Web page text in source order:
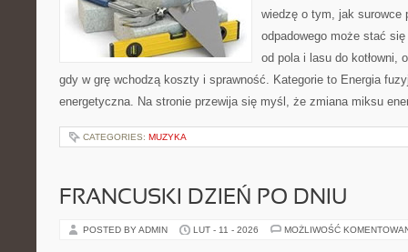
wiedzę o tym, jak surowce
odpadowego może stać
od pola i lasu do kotłowni,
gdy w grę wchodzą koszty i sprawność. Kategorie to Energia
energetyczna. Na stronie przewija się myśl, że zmiana miksu
CATEGORIES: MUZYKA
FRANCUSKI DZIEŃ PO DNIU
POSTED BY ADMIN LUT - 11 - 2026 MOŻLIWOŚĆ